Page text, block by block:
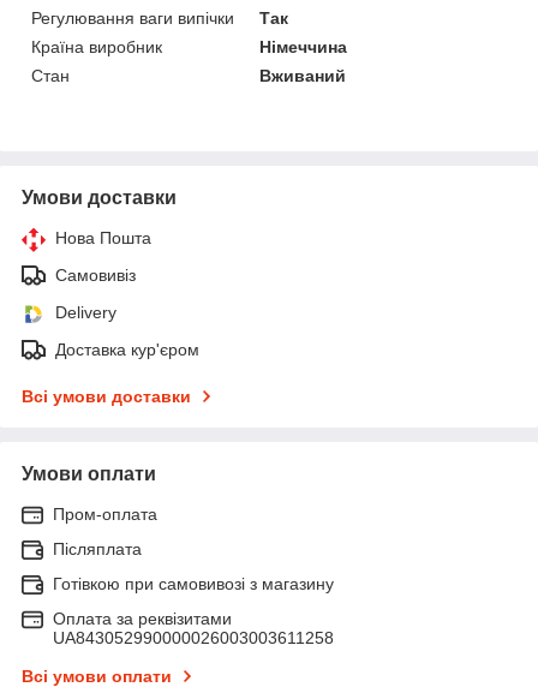
Регулювання ваги випічки
Так
Країна виробник
Німеччина
Стан
Вживаний
Умови доставки
Нова Пошта
Самовивіз
Delivery
Доставка кур'єром
Всі умови доставки
Умови оплати
Пром-оплата
Післяплата
Готівкою при самовивозі з магазину
Оплата за реквізитами
UA843052990000026003003611258
Всі умови оплати